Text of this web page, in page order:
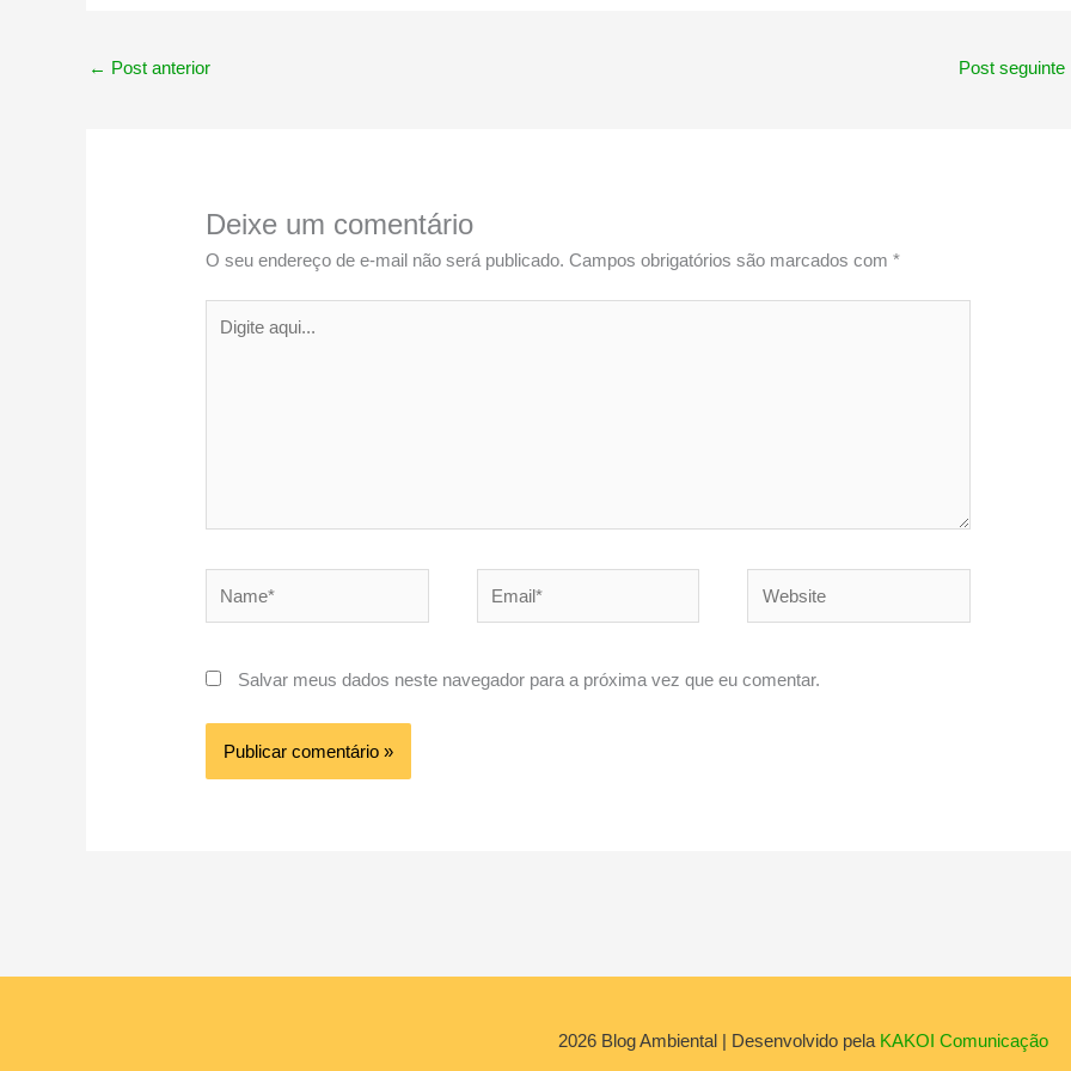
← Post anterior Post seguinte
Deixe um comentário
O seu endereço de e-mail não será publicado. Campos obrigatórios são marcados com*
aqui...
Salvar meus dados neste navegador para a próxima vez que eu comentar.
2026 Blog Ambiental | Desenvolvido pela KAKOI Comunicação